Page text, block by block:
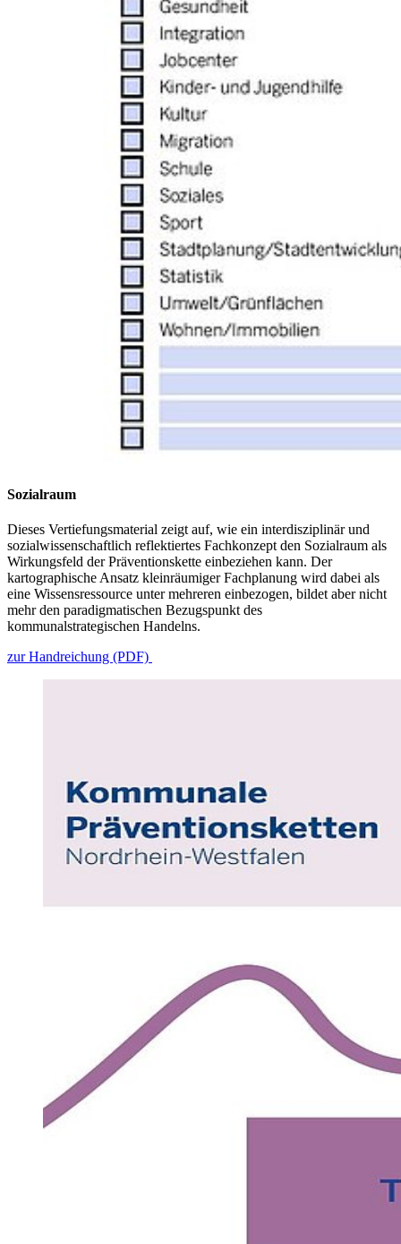
Sozialraum
Dieses Vertiefungsmaterial zeigt auf, wie ein interdisziplinär und
sozialwissenschaftlich reflektiertes Fachkonzept den Sozialraum als
Wirkungsfeld der Präventionskette einbeziehen kann. Der
kartographische Ansatz kleinräumiger Fachplanung wird dabei als
eine Wissensressource unter mehreren einbezogen, bildet aber nicht
mehr den paradigmatischen Bezugspunkt des
kommunalstrategischen Handelns.
zur Handreichung (PDF)